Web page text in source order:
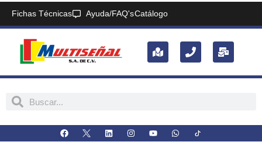
Fichas Técnicas Ayuda/FAQ'sCatálogo